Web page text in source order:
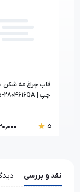
قاب چراغ مه شکن
چپ | T15-2804616QA
5
نقد و بررسی